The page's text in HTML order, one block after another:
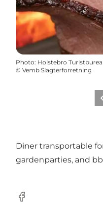
Photo: Holstebro
© Vemb Slagterforretning
Diner transportable
gardenparties, and
Facebook